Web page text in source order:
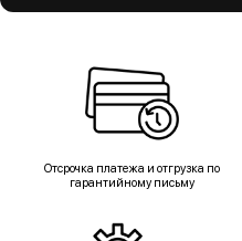
Отсрочка платежа и отгрузка по
гарантийному письму